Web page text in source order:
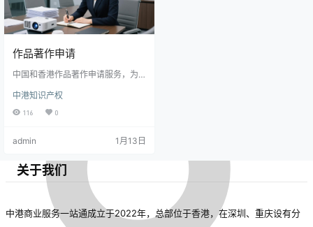
作品著作申请
中国和香港作品著作申请服务，为
权； 包括官费和服务费，并可提供
作品估值服务
中港知识产权
116 0
admin 1月13日
关于我们
中港商业服务一站通成立于2022年，总部位于香港，在深圳、重庆设有分